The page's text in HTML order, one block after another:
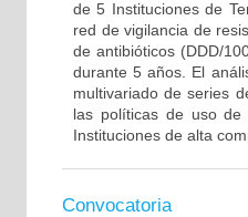
de 5 Instituciones de
red de vigilancia de
de antibióticos (DDD/
durante 5 años. El
multivariado de series
las políticas de uso de
Instituciones de alta
Convocatoria